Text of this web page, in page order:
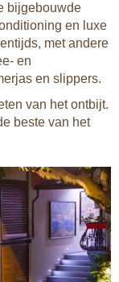
bijgebouwde
en luxe
met andere
en
en slippers.
van het ontbijt.
beste van het